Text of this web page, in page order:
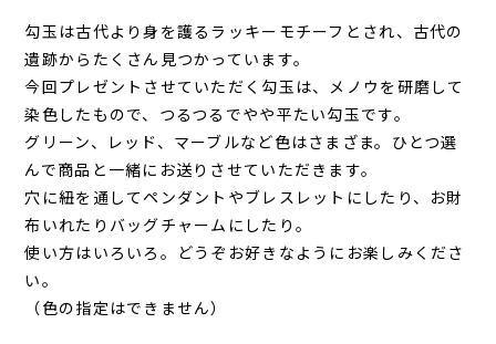
勾玉は古代より身を護るラッキーモチーフとされ、古代の
遺跡からたくさん見つかっています。
今回プレゼントさせていただく勾玉は、メノウを研磨して
染色したもので、つるつるでやや平たい勾玉です。
グリーン、レッド、マーブルなど色はさまざま。ひとつ選
んで商品と一緒にお送りさせていただきます。
穴に紐を通してペンダントやブレスレットにしたり、お財
布いれたりバッグチャームにしたり。
使い方はいろいろ。どうぞお好きなようにお楽しみくださ
い。
（色の指定はできません）